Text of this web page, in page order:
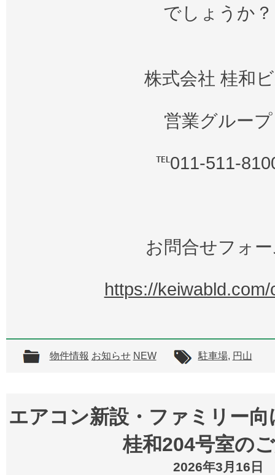
でしょうか？
株式会社 桂和
営業グループ
℡011-511-
お問合せフォ
https://
物件情報 お知らせ NEW 駐車場, 円山
エアコン新設・ファミリー
桂和204号室の
2026年3月16日